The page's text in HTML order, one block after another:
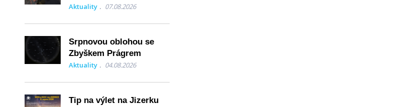
Aktuality 07.08.2026
Srpnovou oblohou se
Zbyškem Prágrem
Aktuality 04.08.2026
Tip na výlet na Jizerku